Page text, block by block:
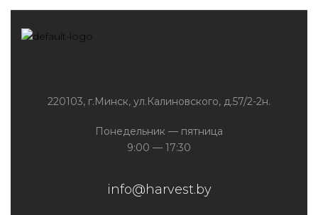
220103, г.Минск, ул.Калиновского, д.57/2-2н.
Понедельник — пятница
9:00 — 17:30
info@harvest.by